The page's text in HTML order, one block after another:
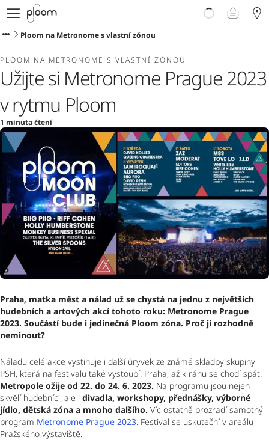
E-shop
Proč Ploom?
Blog
Podpora
Ploom na Metronome s vlastní zónou
PLOOM NA METRONOME S VLASTNÍ ZÓNOU
Užijte si Metronome Prague 2023
v rytmu Ploom
1 minuta čtení
Praha, matka měst a nálad už se chystá na jednu z největších
hudebních a artových akcí tohoto roku: Metronome Prague
2023. Součástí bude i jedinečná Ploom zóna. Proč ji rozhodně
neminout?
Náladu celé akce vystihuje i další úryvek ze známé skladby skupiny
PSH, která na festivalu také vystoupí: Praha, až k ránu se chodí spát
Metropole ožije od 22. do 24. 6. 2023. Na programu jsou nejen
skvělí hudebníci, ale i divadla, workshopy, přednášky, výborné
jídlo, dětská zóna a mnoho dalšího. Víc ostatně prozradí samotný
program Metronome Prague 2023. Festival se uskuteční v areálu
Pražského výstaviště.